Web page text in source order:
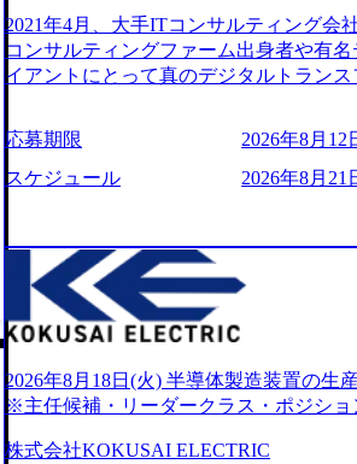
2021年4月、大手ITコンサルティング会
コンサルティングファーム出身者や有
イアントにとって真のデジタルトラン
力を持つDX時代において、20年以上に
ロジーを提供してきたシンプレクスの
界のクライアントの企業価値の最大化
供するのが特徴（いわゆる総合コンサ
リアにSpir（槍）を指して切り開く
ス）していく”という位置づけ 一昔前
現在金融の売上割合は全体の3割。現
通信、エンタメ、教育、保健など幅広
サイン。 そのため、専門性を身に着け
キャリア形成が柔軟に可能な環境である
6007_1200x554.webp https://
応募期限
2026年8月12
スケジュール
2026年8月21
2026年8月18日(火) 半導体製造装置の生
※主任候補・リーダークラス・ポジショ
株式会社KOKUSAI ELECTRIC